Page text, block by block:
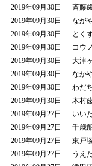
2019年09月30日
斉藤
2019年09月30日
なが
2019年09月30日
とく
2019年09月30日
コウ
2019年09月30日
大津
2019年09月30日
なか
2019年09月30日
わだ
2019年09月30日
木村
2019年09月27日
いい
2019年09月27日
千歳
2019年09月27日
東戸
2019年09月27日
うえ